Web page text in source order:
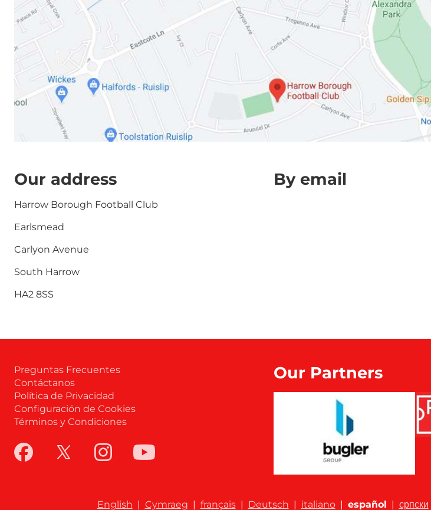
Our address
Harrow Borough Football Club
Earlsmead
Carlyon Avenue
South Harrow
HA2 8SS
By email
Preguntas Frecuentes
Contáctanos
Política de Privacidad
Configuración de Cookies
Términos y Condiciones
Our Partners
English | Cymraeg | français| Deutsch | italiano| español | српски